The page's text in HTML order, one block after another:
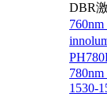
DBR
1530-